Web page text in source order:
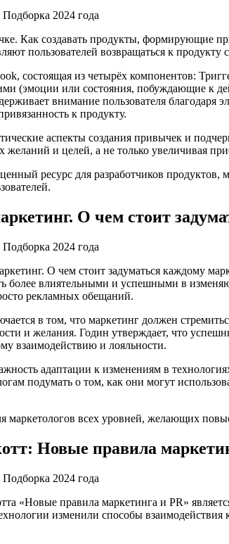
Как создавать продукты, формирующие
пользователей возвращаться к
состоящая из четырёх компонентов:
(эмоции или состояния, побуждающие к
внимание пользователя
к продукту.
аспекты создания привычек и
желаний и целей, а не только увеличивая
ресурс для разработчиков
О чем стоит
О чем стоит задуматься каждому
более влиятельными и успешными в
рекламных обещаний.
в том, что маркетинг должен
и желания. Годин утверждает, что
взаимодействию и лояльности.
адаптации к изменениям в
подумать о том, как они могут
маркетологов всех уровней, желающих
Новые правила
«Новые правила маркетинга и PR»
изменили способы